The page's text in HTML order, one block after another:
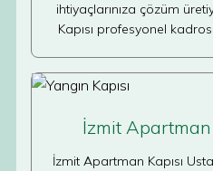
ihtiyaçlarınıza çözüm
Kapısı profesyonel
İzmit Apartman
İzmit Apartman Kapısı